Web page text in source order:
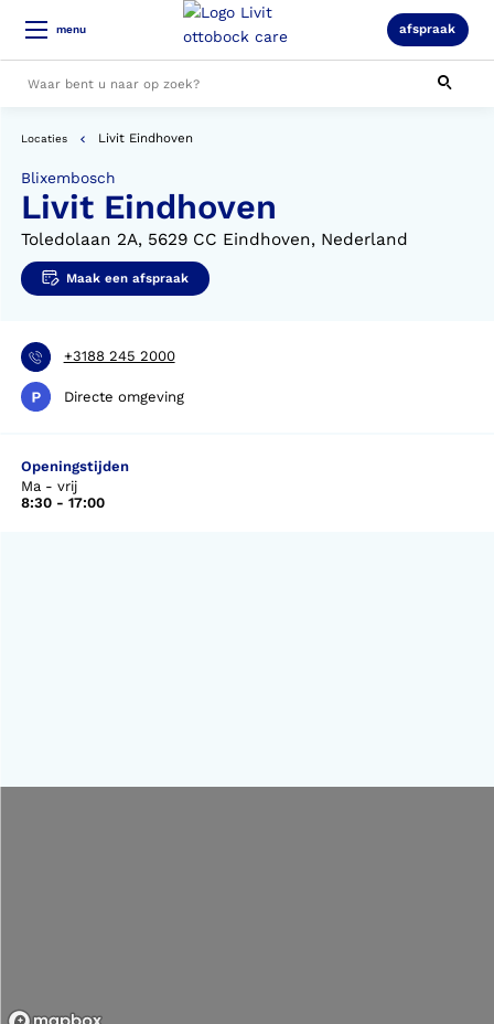
menu afspraak
Alle resultaten
Locaties Livit Eindhoven
Blixembosch
Livit Eindhoven
Toledolaan 2A, 5629 CC Eindhoven, Nederland
Maak een afspraak
+3188 245 2000
Directe omgeving
Openingstijden
Ma - vrij
8:30 - 17:00